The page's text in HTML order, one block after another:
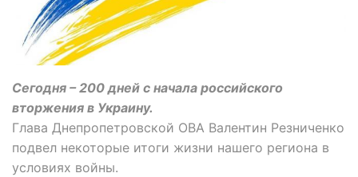
Сегодня – 200 дней с начала российского
вторжения в Украину.
Глава Днепропетровской ОВА Валентин Резниченко
подвел некоторые итоги жизни нашего региона в
условиях войны.